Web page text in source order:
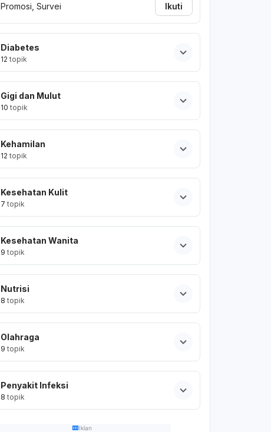
Promosi, Survei
Ikuti
Diabetes
12 topik
Gigi dan Mulut
10 topik
Kehamilan
12 topik
Kesehatan Kulit
7 topik
Kesehatan Wanita
9 topik
Nutrisi
8 topik
Olahraga
9 topik
Penyakit Infeksi
8 topik
Iklan